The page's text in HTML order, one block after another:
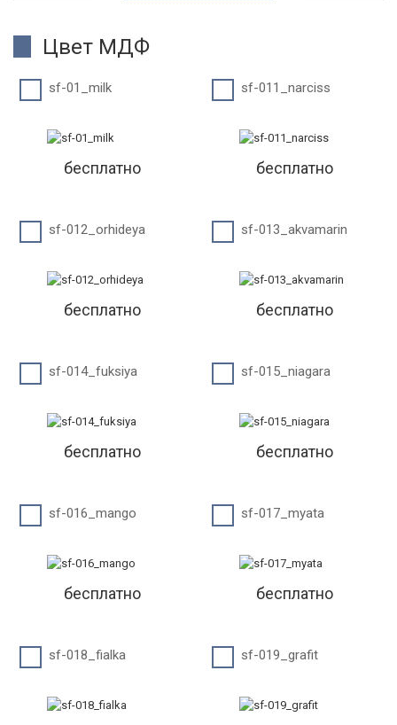
Цвет МДФ
sf-01_milk
бесплатно
sf-011_narciss
бесплатно
sf-012_orhideya
бесплатно
sf-013_akvamarin
бесплатно
sf-014_fuksiya
бесплатно
sf-015_niagara
бесплатно
sf-016_mango
бесплатно
sf-017_myata
бесплатно
sf-018_fialka sf-019_grafit